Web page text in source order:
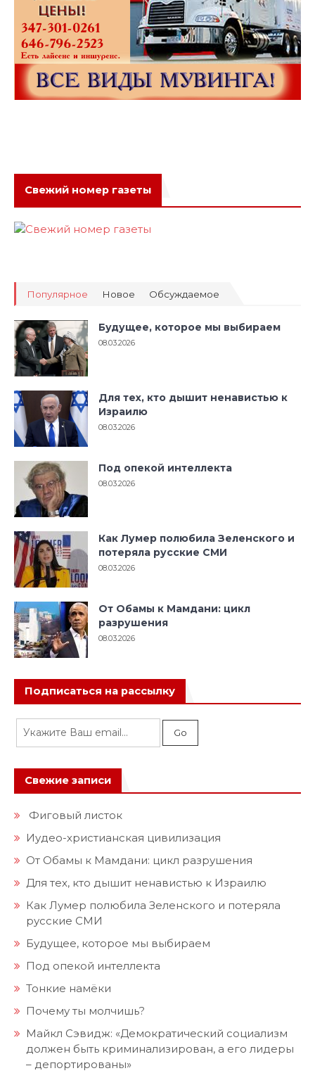
Свежий номер газеты
Популярное Новое Обсуждаемое
Будущее, которое мы выбираем
08.03.2026
Для тех, кто дышит ненавистью к
Израилю
08.03.2026
Под опекой интеллекта
08.03.2026
Как Лумер полюбила Зеленского и
потеряла русские СМИ
08.03.2026
От Обамы к Мамдани: цикл
разрушения
08.03.2026
Подписаться на рассылку
Свежие записи
Фиговый листок
Иудео-христианская цивилизация
От Обамы к Мамдани: цикл разрушения
Для тех, кто дышит ненавистью к Израилю
Как Лумер полюбила Зеленского и потеряла
русские СМИ
Будущее, которое мы выбираем
Под опекой интеллекта
Тонкие намёки
Почему ты молчишь?
Майкл Сэвидж: «Демократический социализм
должен быть криминализирован, а его лидеры
– депортированы»